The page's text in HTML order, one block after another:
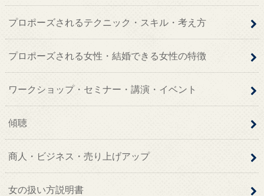
プロポーズされるテクニック・スキル・考え方
プロポーズされる女性・結婚できる女性の特徴
ワークショップ・セミナー・講演・イベント
傾聴
商人・ビジネス・売り上げアップ
女の扱い方説明書